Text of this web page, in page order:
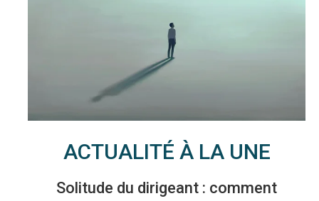
ACTUALITÉ À LA UNE
Solitude du dirigeant : comment